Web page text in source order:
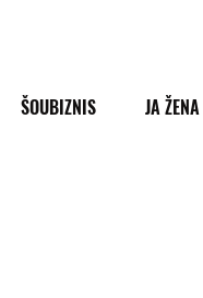
ŠOUBIZNIS JA ŽENA